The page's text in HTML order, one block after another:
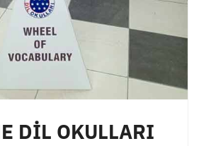
DİL OKULLARI